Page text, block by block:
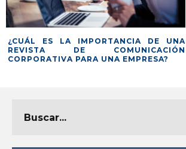
¿CUÁL ES LA IMPORTANCIA DE UNA
REVISTA DE COMUNICACIÓN
CORPORATIVA PARA UNA EMPRESA?